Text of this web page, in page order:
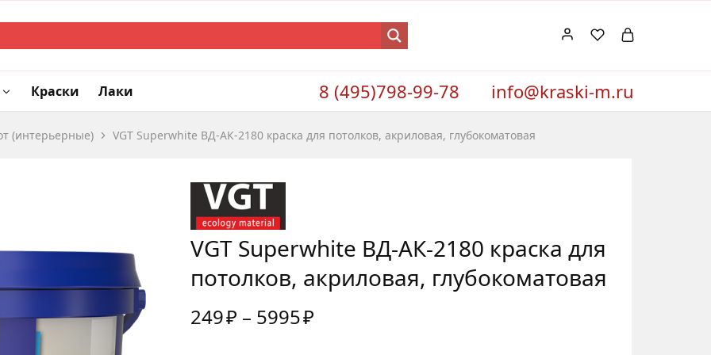
Краски Лаки 8 (495)798-99-78 info@kraski-m.ru
(интерьерные) VGT Superwhite ВД-АК-2180 краска для потолков, акриловая, глубокоматовая
VGT Superwhite ВД-АК-2180 краска для
потолков, акриловая, глубокоматовая
249₽ – 5995₽